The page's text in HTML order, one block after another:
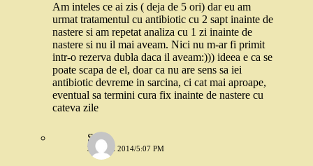
Am inteles ce ai zis ( deja de 5 ori) dar eu am
urmat tratamentul cu antibiotic cu 2 sapt inainte de
nastere si am repetat analiza cu 1 zi inainte de
nastere si nu il mai aveam. Nici nu m-ar fi primit
intr-o rezerva dubla daca il aveam:))) ideea e ca se
poate scapa de el, doar ca nu are sens sa iei
antibiotic devreme in sarcina, ci cat mai aproape,
eventual sa termini cura fix inainte de nastere cu
cateva zile
Stefi
3 IUNIE 2014/5:07 PM